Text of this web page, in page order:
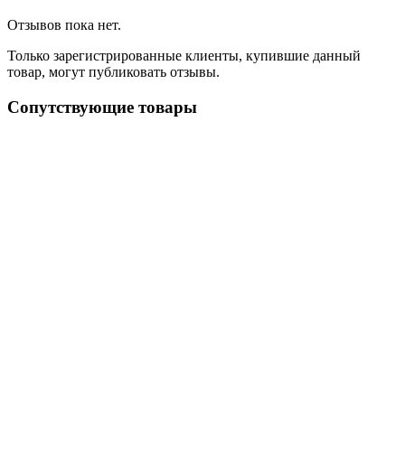
Отзывов пока нет.
Только зарегистрированные клиенты, купившие данный
товар, могут публиковать отзывы.
Сопутствующие товары